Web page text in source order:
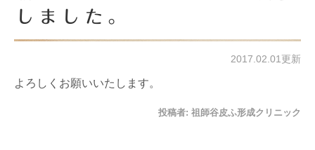
しました。
2017.02.01更新
よろしくお願いいたします。
投稿者: 祖師谷皮ふ形成クリニック